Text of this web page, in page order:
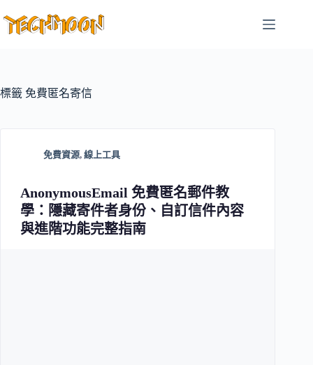
至
容
標籤 免費匿名寄信
免費資源, 線上工具
AnonymousEmail 免費匿名郵件教
學：隱藏寄件者身份、自訂信件內容
與進階功能完整指南